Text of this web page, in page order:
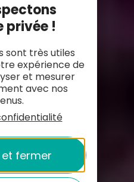
privée !
sont très utiles
expérience de
et mesurer
avec nos
fermer